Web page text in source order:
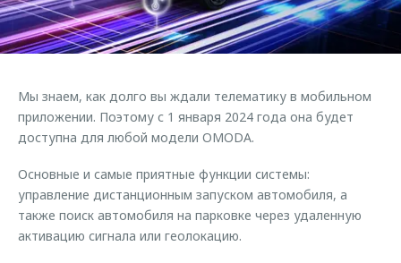
Страхование
Кредитный калькулятор
Одежда и сувениры
Оригинальные аксессуары
Трейд-ин
Калькулятор трейд-ин
Руководства по эксплуатации
Клиентская поддержка
Клуб владельцев OMODA
Приложение O&J
Аксессуары
Одежда и сувениры
Оригинальные аксессуары
Обратная связь
Мы знаем, как долго вы ждали телематику в мобильном
приложении. Поэтому с 1 января 2024 года она будет
доступна для любой модели OMODA.
Основные и самые приятные функции системы:
управление дистанционным запуском автомобиля, а
также поиск автомобиля на парковке через удаленную
активацию сигнала или геолокацию.